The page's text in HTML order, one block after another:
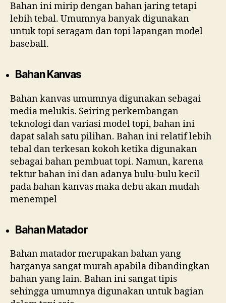
Bahan ini mirip dengan bahan jaring tetapi
lebih tebal. Umumnya banyak digunakan
untuk topi seragam dan topi lapangan model
baseball.
Bahan Kanvas
Bahan kanvas umumnya digunakan sebagai
media melukis. Seiring perkembangan
teknologi dan variasi model topi, bahan ini
dapat salah satu pilihan. Bahan ini relatif lebih
tebal dan terkesan kokoh ketika digunakan
sebagai bahan pembuat topi. Namun, karena
tektur bahan ini dan adanya bulu-bulu kecil
pada bahan kanvas maka debu akan mudah
menempel
Bahan Matador
Bahan matador merupakan bahan yang
harganya sangat murah apabila dibandingkan
bahan yang lain. Bahan ini sangat tipis
sehingga umumnya digunakan untuk bagian